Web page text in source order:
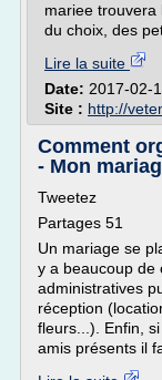
mariee trouvera
du choix, des
Lire la suite
Date: 2017-02-
Site : http://
Comment
- Mon
Tweetez
Partages 51
Un mariage se
y a beaucoup de
administratives
réception
fleurs...). Enfin,
amis présents il